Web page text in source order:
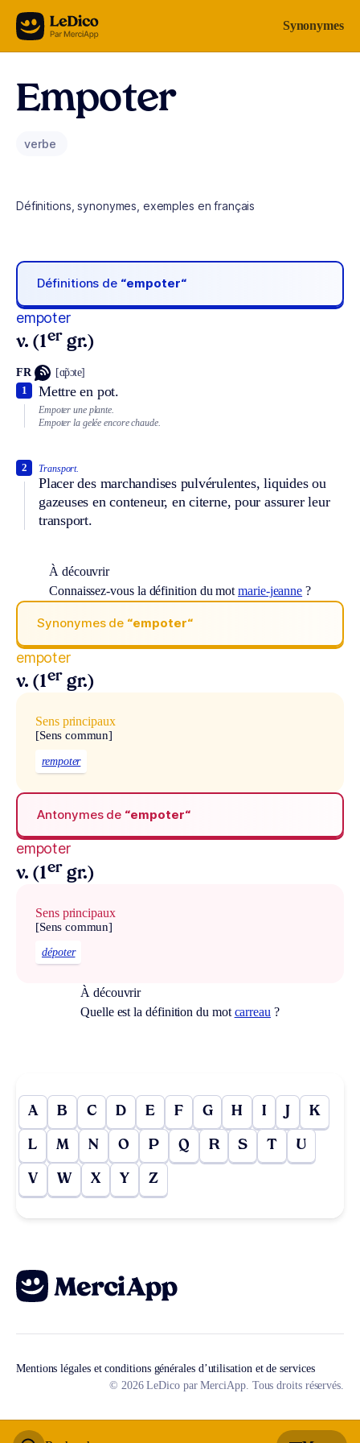
Aller au contenu Synonymes
Empoter
verbe
Définitions, synonymes, exemples en français
Définitions de “empoter“
empoter
v. (1er gr.)
FR [ɑ̃pɔte]
Mettre en pot.
1
Empoter une plante.
Empoter la gelée encore chaude.
Transport.
Placer des marchandises pulvérulentes, liquides ou
gazeuses en conteneur, en citerne, pour assurer leur
transport.
2
À découvrir
Connaissez-vous la définition du motmarie-jeanne ?
Synonymes de “empoter“
empoter
v. (1er gr.)
Sens principaux
[Sens commun]
rempoter
Antonymes de “empoter“
empoter
v. (1er gr.)
Sens principaux
[Sens commun]
dépoter
À découvrir
Quelle est la définition du motcarreau ?
A B C D E F G H I J K
L M N O P Q R S T U
V W X Y Z
Mentions légales et conditions générales d’utilisation et de services
© 2026 LeDico par MerciApp. Tous droits réservés.